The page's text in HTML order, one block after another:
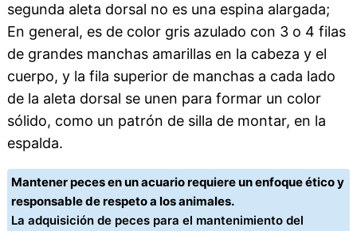
segunda aleta dorsal no es una espina alargada;
En general, es de color gris azulado con 3 o 4 filas
de grandes manchas amarillas en la cabeza y el
cuerpo, y la fila superior de manchas a cada lado
de la aleta dorsal se unen para formar un color
sólido, como un patrón de silla de montar, en la
espalda.
Mantener peces en un acuario requiere un enfoque ético y
responsable de respeto a los animales.
La adquisición de peces para el mantenimiento del